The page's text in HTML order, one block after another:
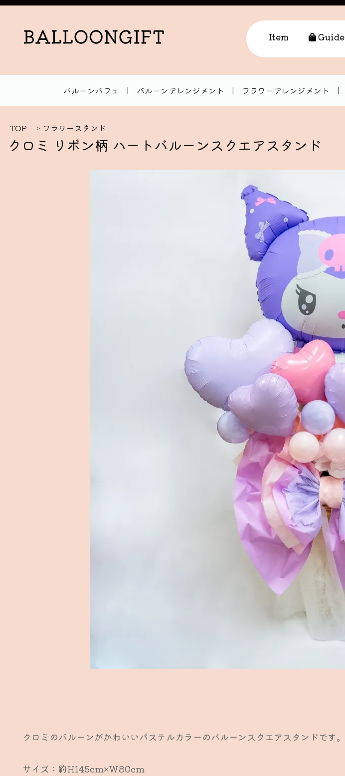
Item Guide
バルーンパフェ | バルーンアレンジメント | フラワーアレンジメント |
TOP > フラワースタンド
クロミ リボン柄 ハートバルーンスクエアスタンド
クロミのバルーンがかわいいパステルカラーのバルーンスクエアスタンドです。
サイズ：約H145cm×W80cm